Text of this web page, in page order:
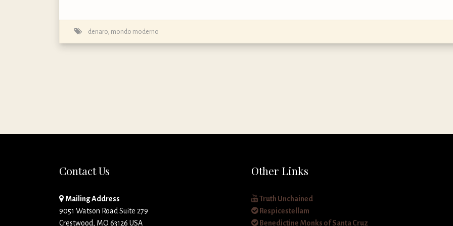
denaro mondo moderno
Contact Us
Mailing Address
9051 Watson Road Suite 279
Crestwood, MO 63126 USA
Other Links
Truth Unchained
Respicestellam
Benedictine Monks of Santa Cruz